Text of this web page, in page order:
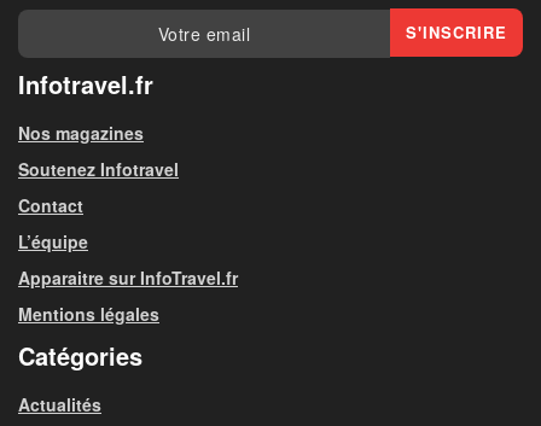
Infotravel.fr
Nos magazines
Soutenez Infotravel
Contact
L’équipe
Apparaitre sur InfoTravel.fr
Mentions légales
Catégories
Actualités